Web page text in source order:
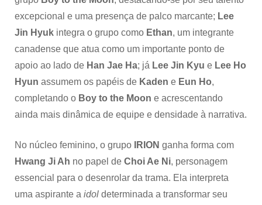
excepcional e uma presença de palco marcante; Lee
Jin Hyuk integra o grupo como Ethan, um integrante
canadense que atua como um importante ponto de
apoio ao lado de Han Jae Ha; já Lee Jin Kyu e Lee Ho
Hyun assumem os papéis de Kaden e Eun Ho,
completando o Boy to the Moon e acrescentando
ainda mais dinâmica de equipe e densidade à narrativa.
No núcleo feminino, o grupo IRION ganha forma com
Hwang Ji Ah no papel de Choi Ae Ni, personagem
essencial para o desenrolar da trama. Ela interpreta
uma aspirante a idol determinada a transformar seu